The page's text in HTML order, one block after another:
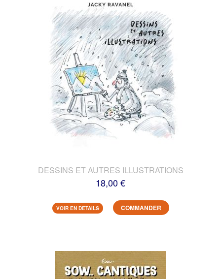
DESSINS ET AUTRES ILLUSTRATIONS
18,00 €
VOIR EN DETAILS COMMANDER